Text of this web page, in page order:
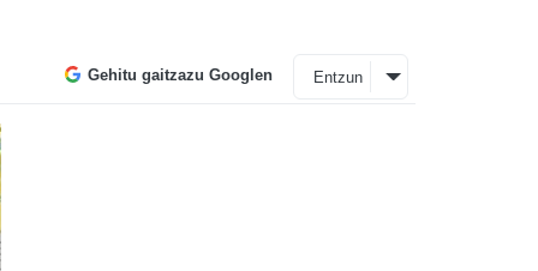
Gehitu gaitzazu Googlen Entzun